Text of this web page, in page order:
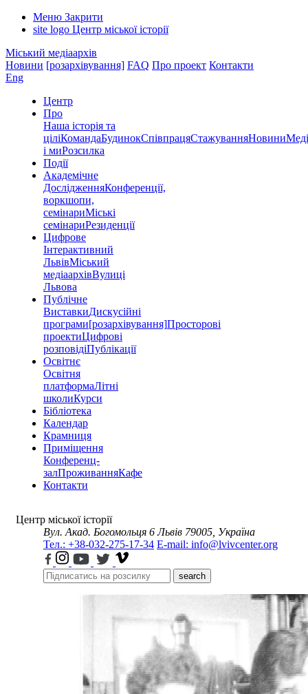
Меню Закрити
site logo Центр міської історії
Міський медіаархів
Новини [розархівування] FAQ Про проект Контакти
Eng
Центр
Про
Наша історія та
ціліКомандаБудинокСпівпрацяСтажуванняНовини
і миРозсилка
Події
Академічне
ДослідженняКонференції,
воркшопи,
семінариМіські
семінариРезиденції
Цифрове
Інтерактивний
ЛьвівМіський
медіаархівВулиці
Львова
Публічне
ВиставкиДискусійні
програми[розархівування]Просторові
проектиЦифрові
розповідіПублікації
Освітнє
Освітня
платформаЛітні
школиКурси
Бібліотека
Календар
Крамниця
Приміщення
Конференц-
залПроживанняКафе
Контакти
Центр міської історії
Вул. Акад. Богомольця 6 Львів 79005, Україна
Тел.: +38-032-275-17-34 E-mail: info@lvivcenter.org
search